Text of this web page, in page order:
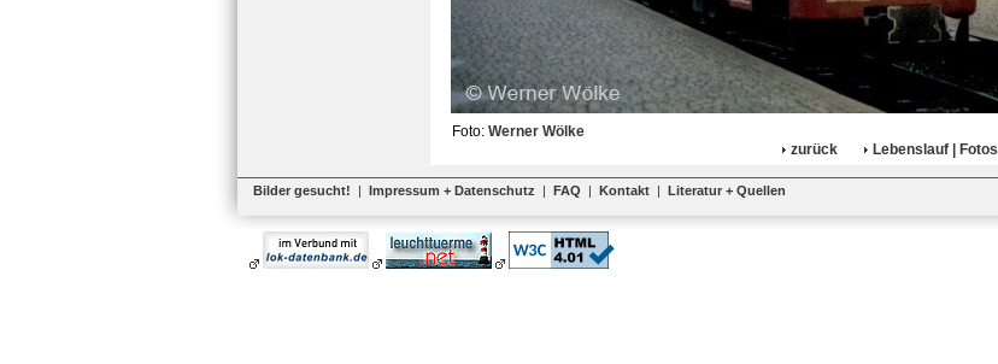
Foto: Werner Wölke
zurück
Lebenslauf | Fotos
Bilder gesucht! | Impressum + Datenschutz | FAQ | Kontakt | Literatur + Quellen